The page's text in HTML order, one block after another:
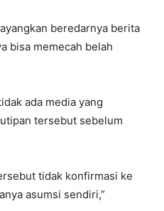
beredarnya berita
bisa memecah belah
ada media yang
tersebut sebelum
tidak konfirmasi ke
asumsi sendiri,”